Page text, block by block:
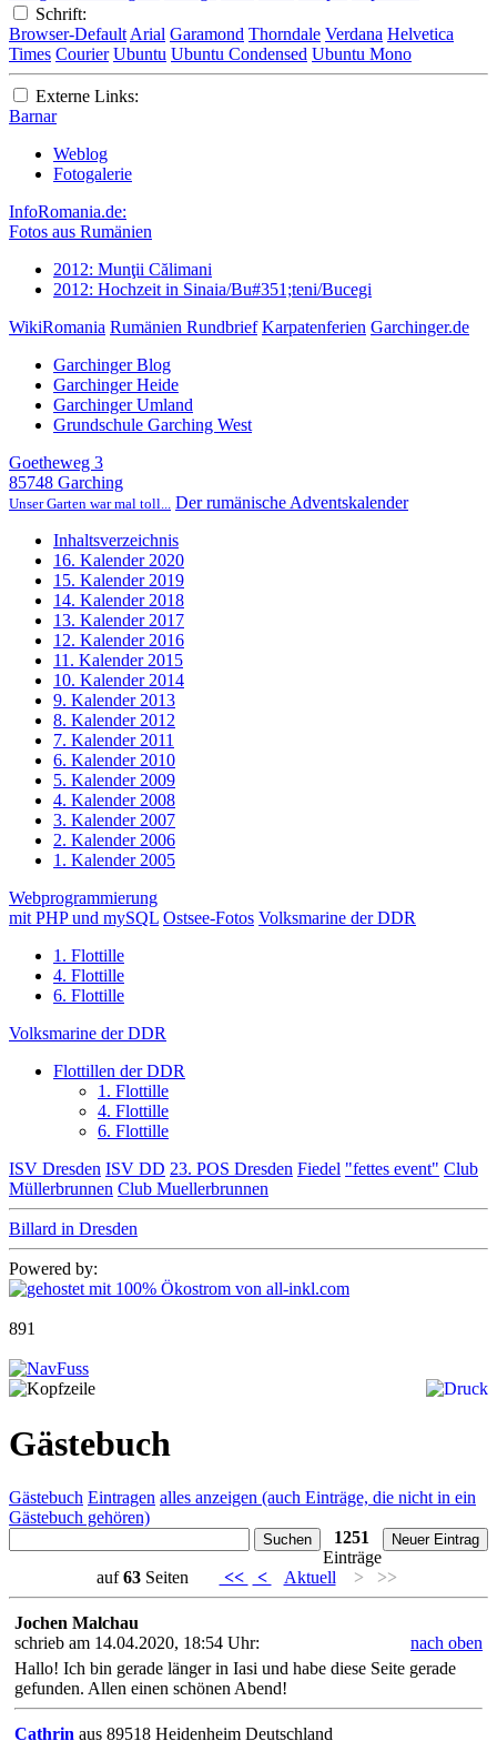
Schrift:
Browser-Default Arial Garamond Thorndale Verdana Helvetica
Times Courier Ubuntu Ubuntu Condensed Ubuntu Mono
Externe Links:
Barnar
Weblog
Fotogalerie
InfoRomania.de:
Fotos aus Rumänien
2012: Munţii Călimani
2012: Hochzeit in Sinaia/Bu#351;teni/Bucegi
WikiRomania Rumänien Rundbrief Karpatenferien Garchinger.de
Garchinger Blog
Garchinger Heide
Garchinger Umland
Grundschule Garching West
Goetheweg 3
85748 Garching
Unser Garten war mal toll... Der rumänische Adventskalender
Inhaltsverzeichnis
16. Kalender 2020
15. Kalender 2019
14. Kalender 2018
13. Kalender 2017
12. Kalender 2016
11. Kalender 2015
10. Kalender 2014
9. Kalender 2013
8. Kalender 2012
7. Kalender 2011
6. Kalender 2010
5. Kalender 2009
4. Kalender 2008
3. Kalender 2007
2. Kalender 2006
1. Kalender 2005
Webprogrammierung
mit PHP und mySQL Ostsee-Fotos Volksmarine der DDR
1. Flottille
4. Flottille
6. Flottille
Volksmarine der DDR
Flottillen der DDR
1. Flottille
4. Flottille
6. Flottille
ISV Dresden ISV DD 23. POS Dresden Fiedel "fettes event" Club
Müllerbrunnen Club Muellerbrunnen
Billard in Dresden
Powered by:
891
Gästebuch
Gästebuch Eintragen alles anzeigen (auch Einträge, die nicht in ein
Gästebuch gehören)
1251
Einträge
auf63Seiten << < Aktuell > >>
Jochen Malchau
schrieb am 14.04.2020, 18:54 Uhr:
nach oben
Hallo! Ich bin gerade länger in Iasi und habe diese Seite gerade
gefunden. Allen einen schönen Abend!
Cathrin aus 89518 Heidenheim Deutschland